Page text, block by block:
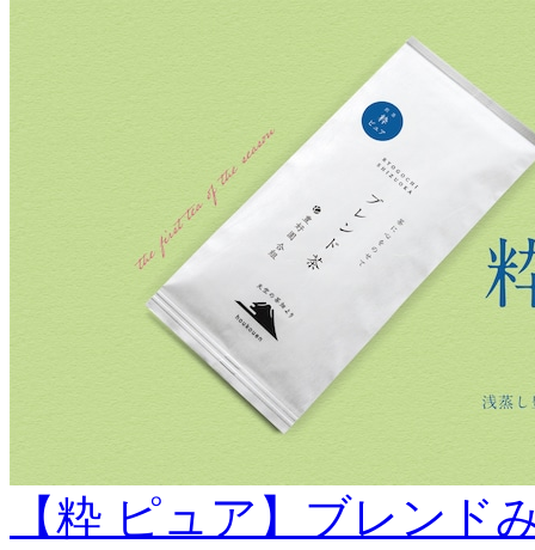
【粋 ピュア】ブレンド